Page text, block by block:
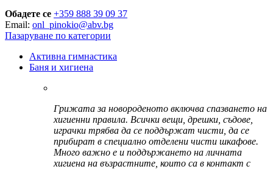
Обадете се +359 888 39 09 37
Email: onl_pinokio@abv.bg
Пазаруване по категории
Активна гимнастика
Баня и хигиена
Грижата за новороденото включва спазването на
хигиенни правила. Всички вещи, дрешки, съдове,
играчки трябва да се поддържат чисти, да се
прибират в специално отделени чисти шкафове.
Много важно е и поддържането на личната
хигиена на възрастните, които са в контакт с